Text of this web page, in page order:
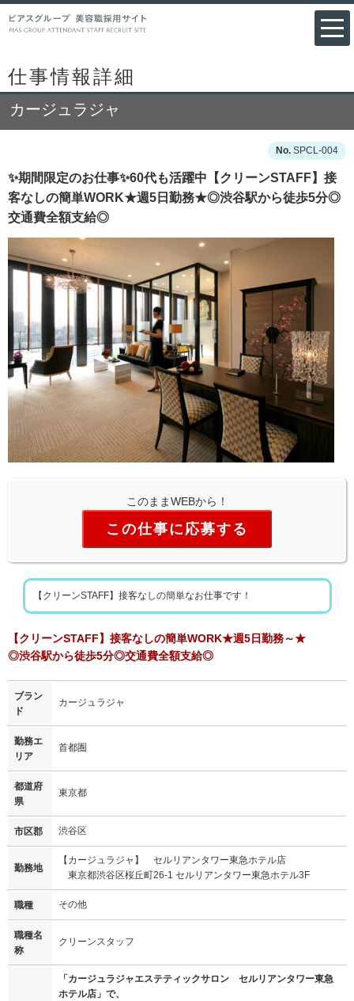
仕事情報詳細
カージュラジャ
SPCL-004
✨期間限定のお仕事✨60代も活躍中【クリーンSTAFF】接
客なしの簡単WORK★週5日勤務★◎渋谷駅から徒歩5分◎
交通費全額支給◎
このままWEBから！
この仕事に応募する
【クリーンSTAFF】接客なしの簡単なお仕事です！
【クリーンSTAFF】接客なしの簡単WORK★週5日勤務～★
◎渋谷駅から徒歩5分◎交通費全額支給◎
ブラン
ド
カージュラジャ
勤務エ
リア
首都圏
都道府
県
東京都
市区郡 渋谷区
勤務地
【カージュラジャ】 セルリアンタワー東急ホテル店
東京都渋谷区桜丘町26-1 セルリアンタワー東急ホテル3F
職種 その他
職種名
称
クリーンスタッフ
「カージュラジャエステティックサロン セルリアンタワー東急
ホテル店」で、